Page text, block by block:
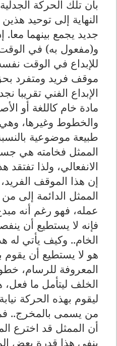
بأن تلك الحركة
النهاية إلى توحيد
جديد يجمع بينهما
و(مفعول به) في
للإبداع في الوقت
موقف فريد ومتفرد
الإبداع الفني تقريبا
مادة خام كاللغة أو
والخطوط وغيرها،
طبيعة موضوعية
الممثل فخامته هي
الانفعالي، ولذا تفتقد
إن هذا الموقف
الممثل الدائمة إلى
عمله، فهو رغم أنه
فإنه لا يستطيع أن
الخام.. وكيف يأتي له
هو لا يستطيع أن يقوم
المعروفة للرسام،
الخلف ليتأمل ما فعل،
ليقوم بهذه الحركة
من يسمى بالمخرج..
أن الممثل قد اخترع
ينفي هذا قدرة بعض